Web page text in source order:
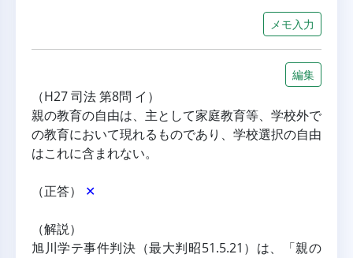
メモ入力
編集
（H27 司法 第8問 イ）
親の教育の自由は、主として家庭教育等、学校外で
の教育において現れるものであり、学校選択の自由
はこれに含まれない。
（正答） ✕
（解説）
旭川学テ事件判決（最大判昭51.5.21）は、「親の